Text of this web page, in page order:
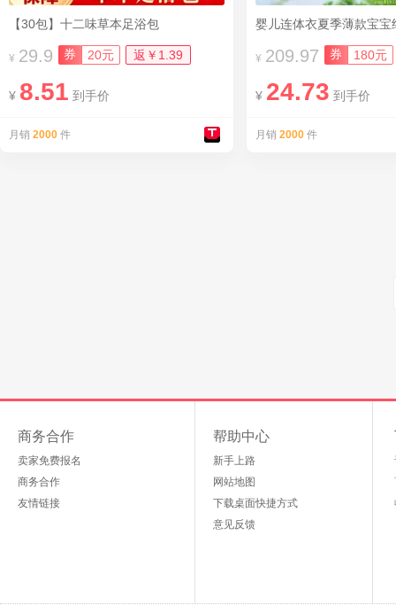
【30包】十二味草本足浴包
¥ 29.9 券 20元 返￥1.39
¥ 8.51 到手价
月销 2000 件
婴儿连体衣夏季薄款宝宝
¥ 209.97 券 180元
¥ 24.73 到手价
月销 2000 件
商务合作
卖家免费报名
商务合作
友情链接
帮助中心
新手上路
网站地图
下载桌面快捷方式
意见反馈